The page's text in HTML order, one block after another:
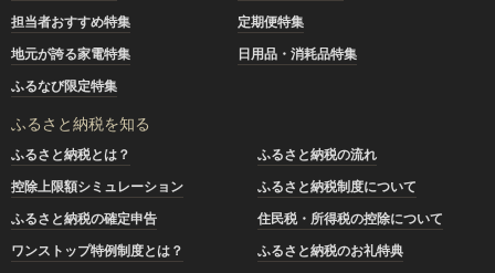
担当者おすすめ特集
定期便特集
地元が誇る家電特集
日用品・消耗品特集
ふるなび限定特集
ふるさと納税を知る
ふるさと納税とは？
ふるさと納税の流れ
控除上限額シミュレーション
ふるさと納税制度について
ふるさと納税の確定申告
住民税・所得税の控除について
ワンストップ特例制度とは？
ふるさと納税のお礼特典